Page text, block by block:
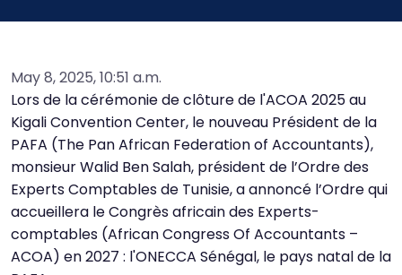
May 8, 2025, 10:51 a.m.
Lors de la cérémonie de clôture de l'ACOA 2025 au
Kigali Convention Center, le nouveau Président de la
PAFA (The Pan African Federation of Accountants),
monsieur Walid Ben Salah, président de l’Ordre des
Experts Comptables de Tunisie, a annoncé l’Ordre qui
accueillera le Congrès africain des Experts-
comptables (African Congress Of Accountants –
ACOA) en 2027 : l'ONECCA Sénégal, le pays natal de la